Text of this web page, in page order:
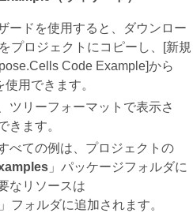
ードを使用すると、ダウンロー
をプロジェクトにコピーし、[新規
Code Example]から
使用できます。
ツリーフォーマットで表示さ
きます。
べての例は、プロジェクトの
」パッケージフォルダに
なリソースは
」フォルダに追加されます。